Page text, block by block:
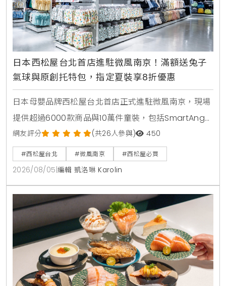
日本西松屋台北首店進駐微風南京！滿額送兔子
氣球與原創托特包，指定夏裝享8折優惠
日本母嬰品牌西松屋台北首店正式進駐微風南京，現場
提供超過6000款商品與10萬件童裝，包括SmartAngel
褲型紙尿褲、包屁衣與熱銷安撫玩具。慶祝開幕推出全
館消費禮與指定夏裝8折優惠，打造台北家長一站式育
兒購物指南。
網友評分 (共26人參與) 450
#西松屋台北 #微風南京 #西松屋必買
2026/08/05 編輯 凱洛琳 Karolin